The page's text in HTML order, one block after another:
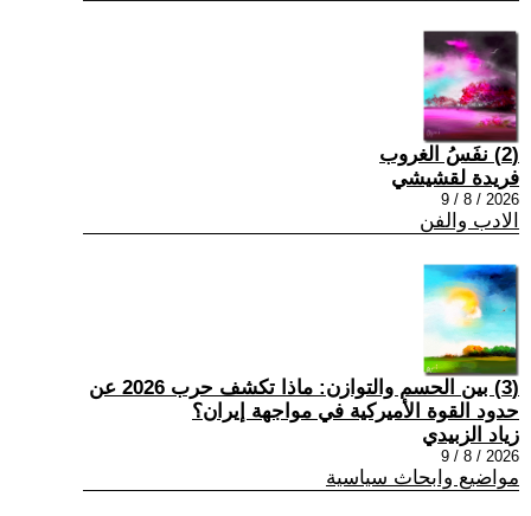
(2) نفَسُ الغروب
فريدة لقشيشي
2026 / 8 / 9
الادب والفن
(3) بين الحسم والتوازن: ماذا تكشف حرب 2026 عن
حدود القوة الأميركية في مواجهة إيران؟
زياد الزبيدي
2026 / 8 / 9
مواضيع وابحاث سياسية